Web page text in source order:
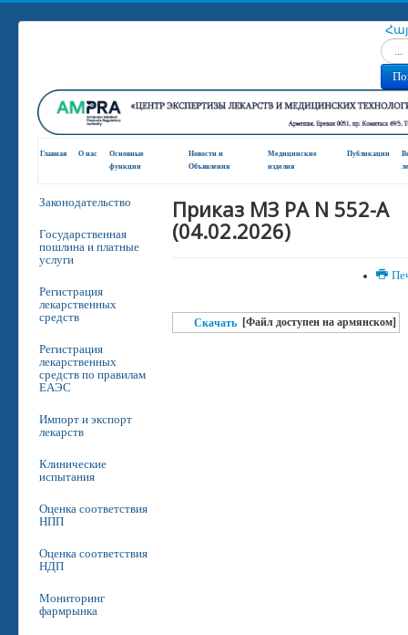
Главная О нас
Основные
функции
Новости и
Oбъявления
Медицинские
изделия
Публикации
Законодательство
Государственная
пошлина и платные
услуги
Регистрация
лекарственных
средств
Регистрация
лекарственных
средств по правилам
ЕАЭС
Импорт и экспорт
лекарств
Клинические
испытания
Оценка соответствия
НПП
Оценка соответствия
НДП
Мониторинг
фармрынка
Приказ МЗ РА N 552-A
(04.02.2026)
Скачать [Файл доступен на армянском]